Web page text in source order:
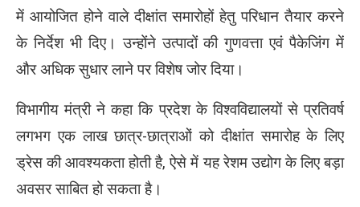
में आयोजित होने वाले दीक्षांत समारोहों हेतु परिधान तैयार करने
के निर्देश भी दिए। उन्होंने उत्पादों की गुणवत्ता एवं पैकेजिंग में
और अधिक सुधार लाने पर विशेष जोर दिया।
विभागीय मंत्री ने कहा कि प्रदेश के विश्वविद्यालयों से प्रतिवर्ष
लगभग एक लाख छात्र-छात्राओं को दीक्षांत समारोह के लिए
ड्रेस की आवश्यकता होती है, ऐसे में यह रेशम उद्योग के लिए बड़ा
अवसर साबित हो सकता है।